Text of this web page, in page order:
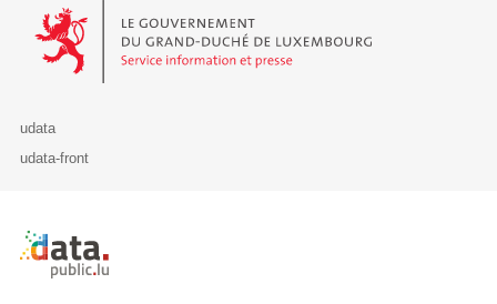
Le Gouvernement du Grand-Duché de Luxembourg - Service
udata
udata-front
Retour à l'accueil de data.public.lu